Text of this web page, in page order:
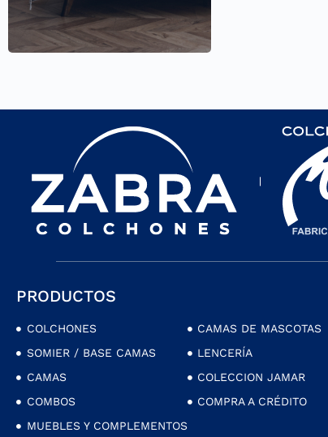
PRODUCTOS
COLCHONES
SOMIER / BASE CAMAS
CAMAS
COMBOS
MUEBLES Y COMPLEMENTOS
CAMAS DE MASCOTAS
LENCERÍA
COLECCION JAMAR
COMPRA A CRÉDITO